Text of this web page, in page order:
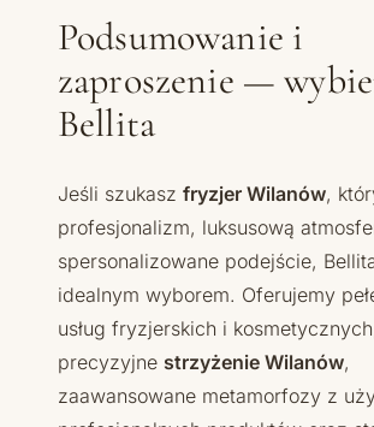
Podsumowanie i
zaproszenie —
Bellita
Jeśli szukasz fryzjer Wilanów,
profesjonalizm, luksusową
spersonalizowane podejście,
idealnym wyborem. Oferujemy
usług fryzjerskich i
precyzyjne strzyżenie Wilanów,
zaawansowane metamorfozy z